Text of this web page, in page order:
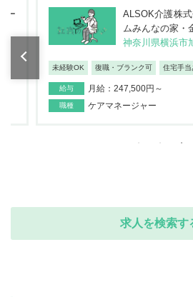
ー
ALSOK介護株
ムみんなの家・
神奈川県横浜市
未経験OK 復職・ブランク可 住宅手当
給与 月給：247,500円～
職種 ケアマネージャー
求人を検索す